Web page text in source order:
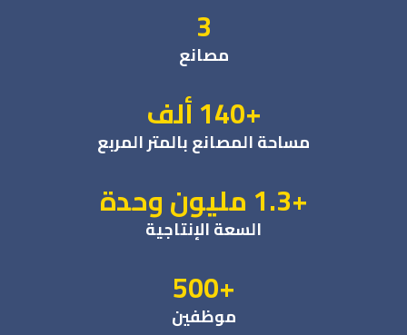
3
مصانع
+140 ألف
مساحة المصانع بالمتر المربع
+1.3 مليون وحدة
السعة الإنتاجية
+500
موظفين